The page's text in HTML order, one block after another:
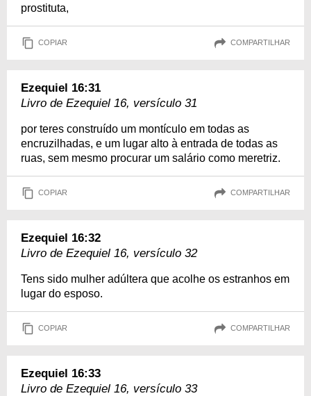
prostituta,
COPIAR COMPARTILHAR
Ezequiel 16:31
Livro de Ezequiel 16, versículo 31
por teres construído um montículo em todas as
encruzilhadas, e um lugar alto à entrada de todas as
ruas, sem mesmo procurar um salário como meretriz.
COPIAR COMPARTILHAR
Ezequiel 16:32
Livro de Ezequiel 16, versículo 32
Tens sido mulher adúltera que acolhe os estranhos em
lugar do esposo.
COPIAR COMPARTILHAR
Ezequiel 16:33
Livro de Ezequiel 16, versículo 33